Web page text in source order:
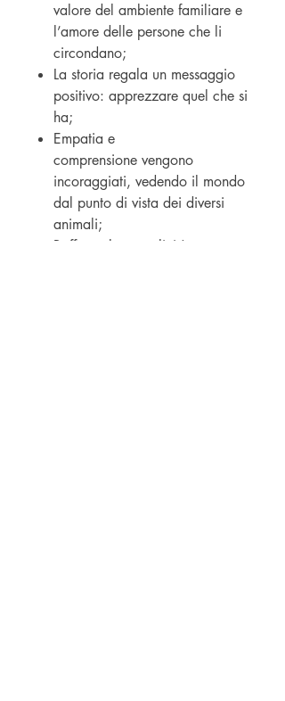
valore del ambiente familiare e
l’amore delle persone che li
circondano;
La storia regala un messaggio
positivo: apprezzare quel che si
ha;
Empatia e
comprensione vengono
incoraggiati, vedendo il mondo
dal punto di vista dei diversi
animali;
Rafforza la complicità tra